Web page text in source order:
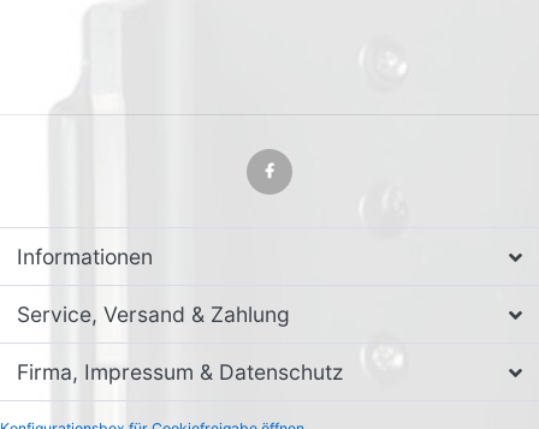
Informationen
Service, Versand & Zahlung
Firma, Impressum & Datenschutz